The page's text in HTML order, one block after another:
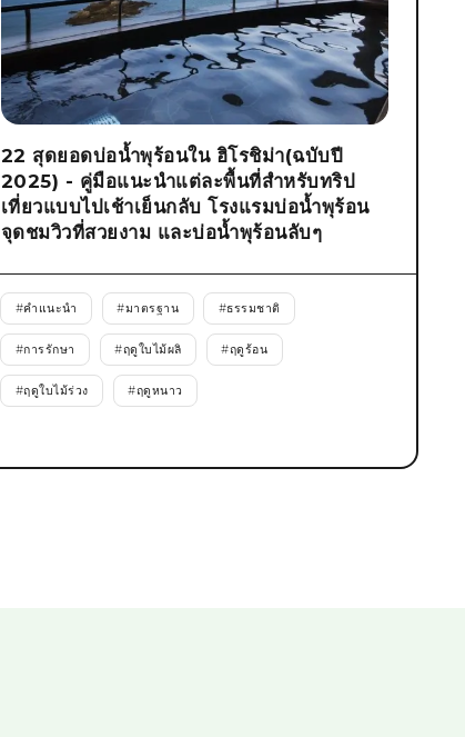
22 สุดยอดบ่อน้ำพุร้อนใน ฮิโรชิม่า(ฉบับปี
2025) - คู่มือแนะนำแต่ละพื้นที่สำหรับทริป
เที่ยวแบบไปเช้าเย็นกลับ โรงแรมบ่อน้ำพุร้อน
จุดชมวิวที่สวยงาม และบ่อน้ำพุร้อนลับๆ
#คำแนะนำ #มาตรฐาน #ธรรมชาติ
#การรักษา #ฤดูใบไม้ผลิ #ฤดูร้อน
#ฤดูใบไม้ร่วง #ฤดูหนาว